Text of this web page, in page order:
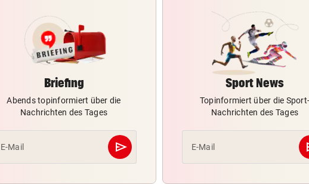
Briefing
Abends topinformiert über die
Nachrichten des Tages
E-Mail send
Abschicken
Sport News
Topinformiert über die
Nachrichten des Tages
E-Mail